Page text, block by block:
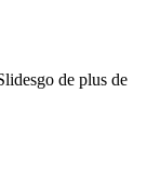
de plus de